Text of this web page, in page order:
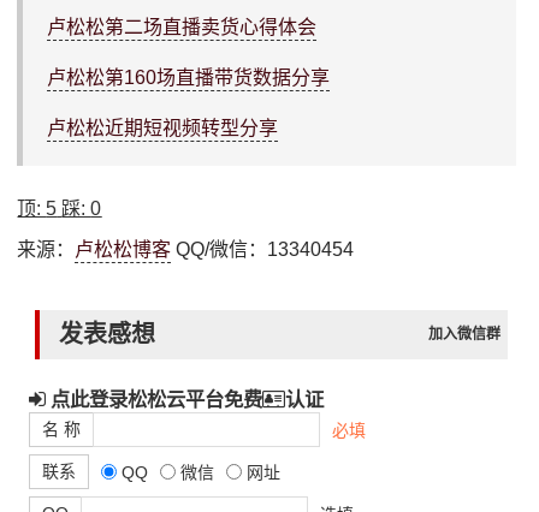
卢松松第二场直播卖货心得体会
卢松松第160场直播带货数据分享
卢松松近期短视频转型分享
顶:5 踩:0
来源： 卢松松博客 QQ/微信：13340454
发表感想 加入微信群
点此登录松松云平台免费 认证
名 称 必填
联系 QQ 微信 网址